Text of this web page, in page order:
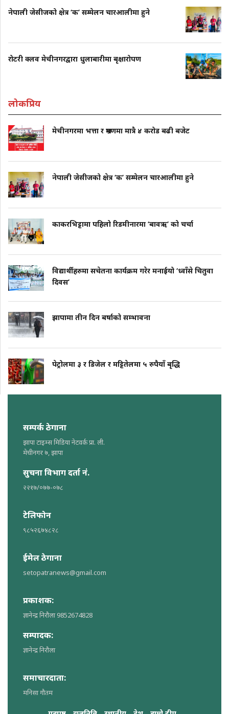
नेपाली जेसीजको क्षेत्र ‘क’ सम्मेलन चारआलीमा हुने
रोटरी क्लव मेचीनगरद्वारा धुलाबारीमा बृक्षारोपण
लोकप्रिय
मेचीनगरमा भत्ता र भ्रमणमा मात्रै ४ करोड बढी बजेट
नेपाली जेसीजको क्षेत्र ‘क’ सम्मेलन चारआलीमा हुने
काकरभिट्टामा पहिलो रिडमीनारमा ‘बावऋ’ को चर्चा
विद्यार्थीहरुमा सचेतना कार्यक्रम गरेर मनाईयो ‘ध्वाँसे चितुवा
दिवस’
झापामा तीन दिन बर्षाको सम्भावना
पेट्रोलमा ३ र डिजेल र मट्टितेलमा ५ रुपैयाँ बृद्धि
सम्पर्क ठेगाना
झापा टाइम्स मिडिया नेटवर्क प्रा. ली.
मेचीनगर ७, झापा
सुचना विभाग दर्ता नं.
२२१७/०७७-०७८
टेलिफोन
९८५२६७४८२८
ईमेल ठेगाना
setopatranews@gmail.com
प्रकाशक:
ज्ञानेन्द्र निरौला 9852674828
सम्पादक:
ज्ञानेन्द्र निरौला
समाचारदाता:
मनिसा गौतम